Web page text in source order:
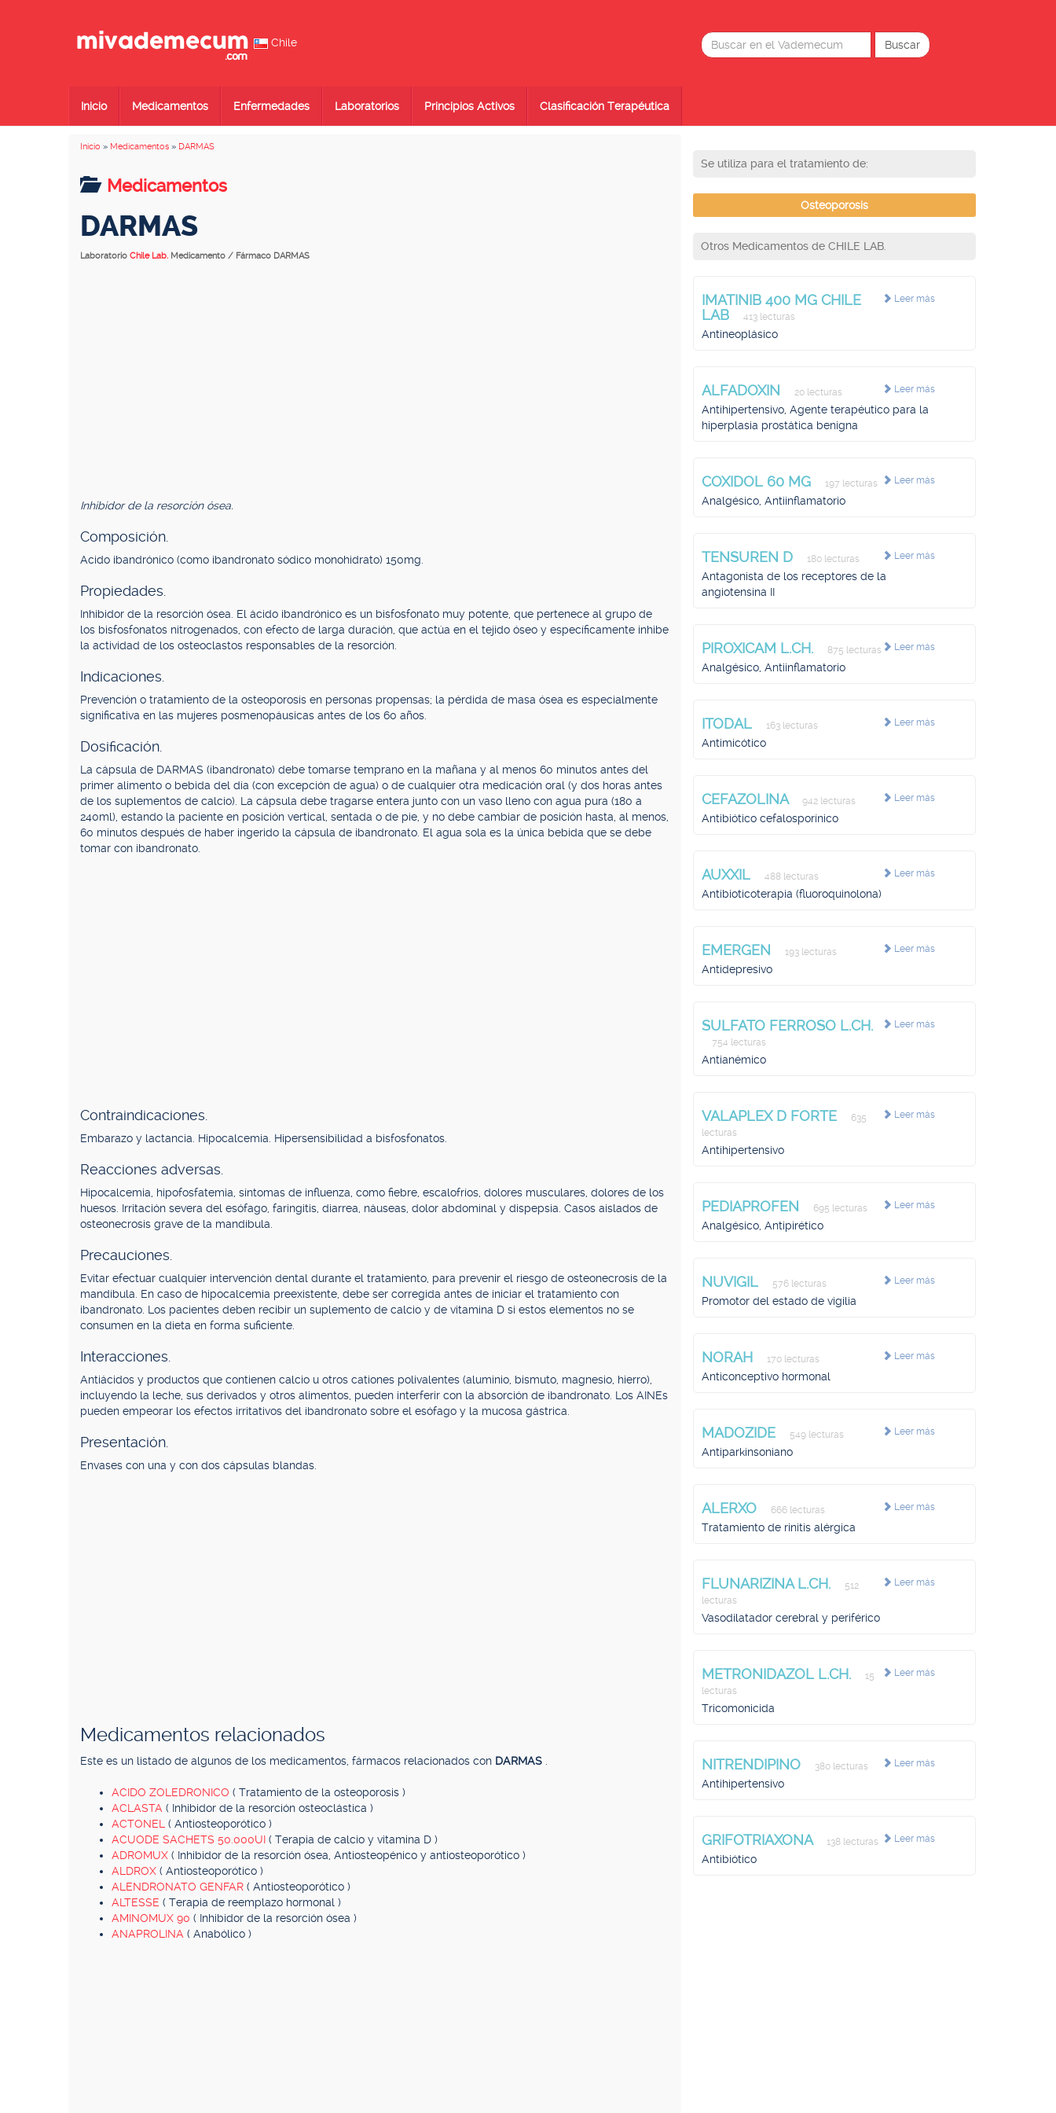
Chile
Inicio Medicamentos Enfermedades Laboratorios Principios Activos Clasificación Terapéutica
Inicio » Medicamentos » DARMAS
Medicamentos
DARMAS
Laboratorio Chile Lab. Medicamento / Fármaco DARMAS
Inhibidor de la resorción ósea.
Composición.
Acido ibandrónico (como ibandronato sódico monohidrato) 150mg.
Propiedades.
Inhibidor de la resorción ósea. El ácido ibandrónico es un bisfosfonato muy potente, que pertenece al grupo de
los bisfosfonatos nitrogenados, con efecto de larga duración, que actúa en el tejido óseo y específicamente inhibe
la actividad de los osteoclastos responsables de la resorción.
Indicaciones.
Prevención o tratamiento de la osteoporosis en personas propensas; la pérdida de masa ósea es especialmente
significativa en las mujeres posmenopáusicas antes de los 60 años.
Dosificación.
La cápsula de DARMAS (ibandronato) debe tomarse temprano en la mañana y al menos 60 minutos antes del
primer alimento o bebida del día (con excepción de agua) o de cualquier otra medicación oral (y dos horas antes
de los suplementos de calcio). La cápsula debe tragarse entera junto con un vaso lleno con agua pura (180 a
240ml), estando la paciente en posición vertical, sentada o de pie, y no debe cambiar de posición hasta, al menos,
60 minutos después de haber ingerido la cápsula de ibandronato. El agua sola es la única bebida que se debe
tomar con ibandronato.
Contraindicaciones.
Embarazo y lactancia. Hipocalcemia. Hipersensibilidad a bisfosfonatos.
Reacciones adversas.
Hipocalcemia, hipofosfatemia, síntomas de influenza, como fiebre, escalofríos, dolores musculares, dolores de los
huesos. Irritación severa del esófago, faringitis, diarrea, náuseas, dolor abdominal y dispepsia. Casos aislados de
osteonecrosis grave de la mandíbula.
Precauciones.
Evitar efectuar cualquier intervención dental durante el tratamiento, para prevenir el riesgo de osteonecrosis de la
mandíbula. En caso de hipocalcemia preexistente, debe ser corregida antes de iniciar el tratamiento con
ibandronato. Los pacientes deben recibir un suplemento de calcio y de vitamina D si estos elementos no se
consumen en la dieta en forma suficiente.
Interacciones.
Antiácidos y productos que contienen calcio u otros cationes polivalentes (aluminio, bismuto, magnesio, hierro),
incluyendo la leche, sus derivados y otros alimentos, pueden interferir con la absorción de ibandronato. Los AINEs
pueden empeorar los efectos irritativos del ibandronato sobre el esófago y la mucosa gástrica.
Presentación.
Envases con una y con dos cápsulas blandas.
Medicamentos relacionados
Este es un listado de algunos de los medicamentos, fármacos relacionados con DARMAS
ACIDO ZOLEDRONICO ( Tratamiento de la osteoporosis )
ACLASTA ( Inhibidor de la resorción osteoclástica )
ACTONEL ( Antiosteoporótico )
ACUODE SACHETS 50.000UI ( Terapia de calcio y vitamina D )
ADROMUX ( Inhibidor de la resorción ósea, Antiosteopénico y antiosteoporótico )
ALDROX ( Antiosteoporótico )
ALENDRONATO GENFAR ( Antiosteoporótico )
ALTESSE ( Terapia de reemplazo hormonal )
AMINOMUX 90 ( Inhibidor de la resorción ósea )
ANAPROLINA ( Anabólico )
Se utiliza para el tratamiento de:
Osteoporosis
Otros Medicamentos de CHILE LAB.
Leer más
IMATINIB 400 MG CHILE
LAB
413 lecturas
Antineoplásico
Leer más
ALFADOXIN 20 lecturas
Antihipertensivo, Agente terapéutico para la
hiperplasia prostática benigna
Leer más
COXIDOL 60 MG 197 lecturas
Analgésico, Antiinflamatorio
Leer más
TENSUREN D 180 lecturas
Antagonista de los receptores de la
angiotensina II
Leer más
PIROXICAM L.CH. 875 lecturas
Analgésico, Antiinflamatorio
Leer más
ITODAL 163 lecturas
Antimicótico
Leer más
CEFAZOLINA 942 lecturas
Antibiótico cefalosporínico
Leer más
AUXXIL 488 lecturas
Antibioticoterapia (fluoroquinolona)
Leer más
EMERGEN 193 lecturas
Antidepresivo
Leer más
SULFATO FERROSO L.CH.
754 lecturas
Antianémico
Leer más
VALAPLEX D FORTE
635
lecturas
Antihipertensivo
Leer más
PEDIAPROFEN 695 lecturas
Analgésico, Antipirético
Leer más
NUVIGIL 576 lecturas
Promotor del estado de vigilia
Leer más
NORAH 170 lecturas
Anticonceptivo hormonal
Leer más
MADOZIDE 549 lecturas
Antiparkinsoniano
Leer más
ALERXO 666 lecturas
Tratamiento de rinitis alérgica
Leer más
FLUNARIZINA L.CH.
512
lecturas
Vasodilatador cerebral y periférico
Leer más
METRONIDAZOL L.CH.
15
lecturas
Tricomonicida
Leer más
NITRENDIPINO 380 lecturas
Antihipertensivo
Leer más
GRIFOTRIAXONA 138 lecturas
Antibiótico